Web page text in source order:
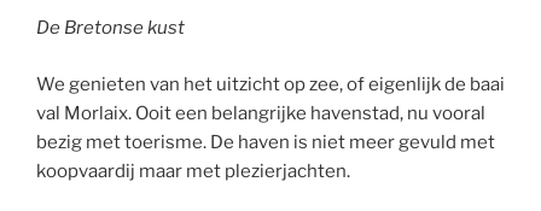
De Bretonse kust
We genieten van het uitzicht op zee, of eigenlijk de baai
val Morlaix. Ooit een belangrijke havenstad, nu vooral
bezig met toerisme. De haven is niet meer gevuld met
koopvaardij maar met plezierjachten.